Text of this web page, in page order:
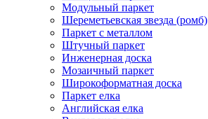
Модульный паркет
Шереметьевская звезда (ромб)
Паркет с металлом
Штучный паркет
Инженерная доска
Мозаичный паркет
Широкоформатная доска
Паркет елка
Английская елка